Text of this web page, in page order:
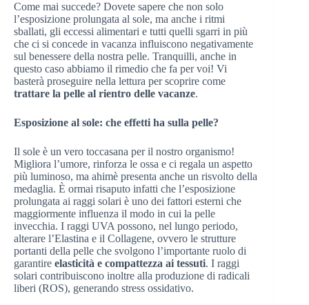
Come mai succede? Dovete sapere che non solo
l’esposizione prolungata al sole, ma anche i ritmi
sballati, gli eccessi alimentari e tutti quelli sgarri in più
che ci si concede in vacanza influiscono negativamente
sul benessere della nostra pelle. Tranquilli, anche in
questo caso abbiamo il rimedio che fa per voi! Vi
basterà proseguire nella lettura per scoprire come
trattare la pelle al rientro delle vacanze.
Esposizione al sole: che effetti ha sulla pelle?
Il sole è un vero toccasana per il nostro organismo!
Migliora l’umore, rinforza le ossa e ci regala un aspetto
più luminoso, ma ahimè presenta anche un risvolto della
medaglia. È ormai risaputo infatti che l’esposizione
prolungata ai raggi solari è uno dei fattori esterni che
maggiormente influenza il modo in cui la pelle
invecchia. I raggi UVA possono, nel lungo periodo,
alterare l’Elastina e il Collagene, ovvero le strutture
portanti della pelle che svolgono l’importante ruolo di
garantire elasticità e compattezza ai tessuti. I raggi
solari contribuiscono inoltre alla produzione di radicali
liberi (ROS), generando stress ossidativo.